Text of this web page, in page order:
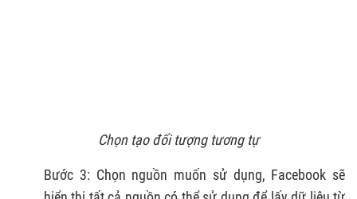
Chọn tạo đối tượng tương tự
Bước 3: Chọn nguồn muốn sử dụng, Facebook sẽ